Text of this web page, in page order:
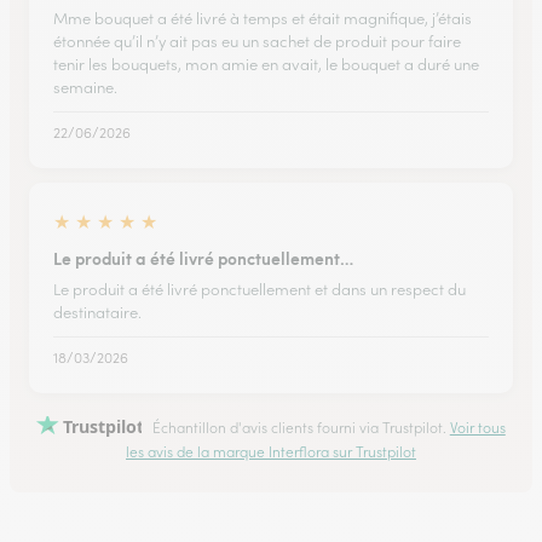
Mme bouquet a été livré à temps et était magnifique, j’étais
étonnée qu’il n’y ait pas eu un sachet de produit pour faire
tenir les bouquets, mon amie en avait, le bouquet a duré une
semaine.
22/06/2026
★ ★ ★ ★ ★
Le produit a été livré ponctuellement…
Le produit a été livré ponctuellement et dans un respect du
destinataire.
18/03/2026
Trustpilot Échantillon d'avis clients fourni via Trustpilot. Voir tous
les avis de la marque Interflora sur Trustpilot